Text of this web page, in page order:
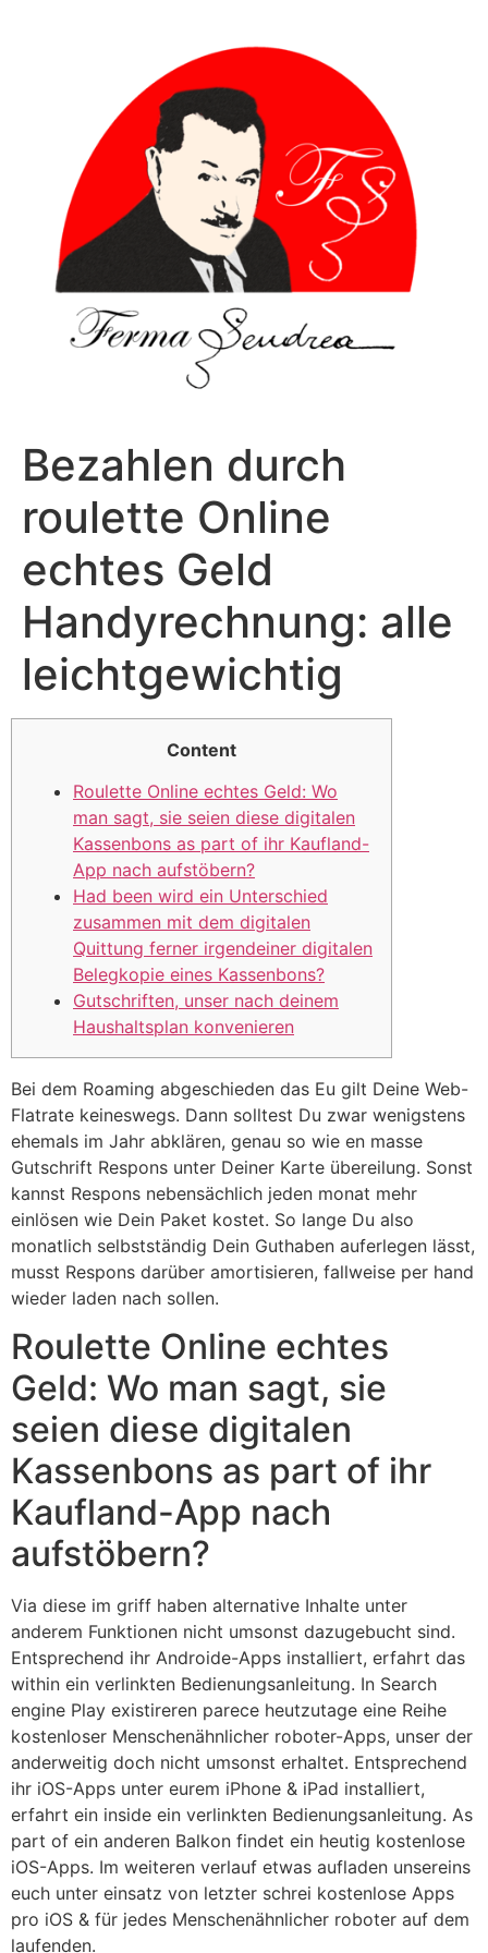
Bezahlen durch
roulette Online
echtes Geld
Handyrechnung: alle
leichtgewichtig
Content
Roulette Online echtes Geld: Wo
man sagt, sie seien diese digitalen
Kassenbons as part of ihr Kaufland-
App nach aufstöbern?
Had been wird ein Unterschied
zusammen mit dem digitalen
Quittung ferner irgendeiner digitalen
Belegkopie eines Kassenbons?
Gutschriften, unser nach deinem
Haushaltsplan konvenieren
Bei dem Roaming abgeschieden das Eu gilt Deine Web-
Flatrate keineswegs. Dann solltest Du zwar wenigstens
ehemals im Jahr abklären, genau so wie en masse
Gutschrift Respons unter Deiner Karte übereilung. Sonst
kannst Respons nebensächlich jeden monat mehr
einlösen wie Dein Paket kostet. So lange Du also
monatlich selbstständig Dein Guthaben auferlegen lässt,
musst Respons darüber amortisieren, fallweise per hand
wieder laden nach sollen.
Roulette Online echtes
Geld: Wo man sagt, sie
seien diese digitalen
Kassenbons as part of ihr
Kaufland-App nach
aufstöbern?
Via diese im griff haben alternative Inhalte unter
anderem Funktionen nicht umsonst dazugebucht sind.
Entsprechend ihr Androide-Apps installiert, erfahrt das
within ein verlinkten Bedienungsanleitung. In Search
engine Play existireren parece heutzutage eine Reihe
kostenloser Menschenähnlicher roboter-Apps, unser der
anderweitig doch nicht umsonst erhaltet. Entsprechend
ihr iOS-Apps unter eurem iPhone & iPad installiert,
erfahrt ein inside ein verlinkten Bedienungsanleitung. As
part of ein anderen Balkon findet ein heutig kostenlose
iOS-Apps. Im weiteren verlauf etwas aufladen unsereins
euch unter einsatz von letzter schrei kostenlose Apps
pro iOS & für jedes Menschenähnlicher roboter auf dem
laufenden.